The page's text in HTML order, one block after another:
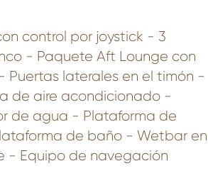
control por joystick - 3
- Paquete Aft Lounge con
laterales en el timón -
de aire acondicionado -
de agua - Plataforma de
de baño - Wetbar en
- Equipo de navegación